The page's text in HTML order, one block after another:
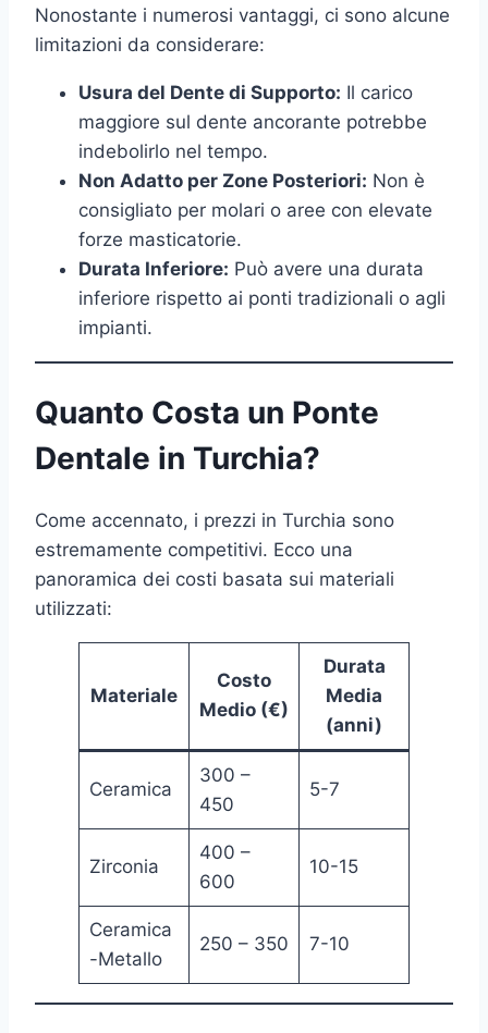
Nonostante i numerosi vantaggi, ci sono alcune
limitazioni da considerare:
Usura del Dente di Supporto: Il carico
maggiore sul dente ancorante potrebbe
indebolirlo nel tempo.
Non Adatto per Zone Posteriori: Non è
consigliato per molari o aree con elevate
forze masticatorie.
Durata Inferiore: Può avere una durata
inferiore rispetto ai ponti tradizionali o agli
impianti.
Quanto Costa un Ponte
Dentale in Turchia?
Come accennato, i prezzi in Turchia sono
estremamente competitivi. Ecco una
panoramica dei costi basata sui materiali
utilizzati:
Materiale
Costo
Medio (€)
Durata
Media
(anni)
Ceramica
300 –
450
5-7
Zirconia
400 –
600
10-15
Ceramica
-Metallo
250 – 350 7-10